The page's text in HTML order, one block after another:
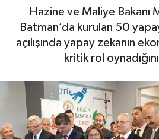
Hazine ve Maliye Bakanı
Batman’da kurulan 50
açılışında yapay zekanın
kritik rol